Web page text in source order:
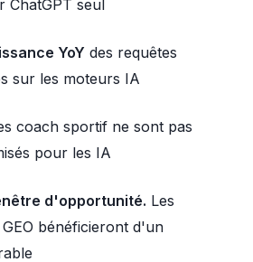
ChatGPT seul
YoY des requêtes
sur les moteurs IA
coach sportif ne sont pas
pour les IA
d'opportunité. Les
bénéficieront d'un